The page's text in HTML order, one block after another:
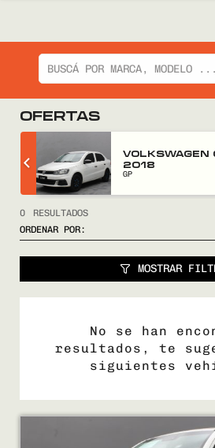
OFERTAS
VOLKSWAGEN
2018
GP
0
RESULTADOS
ORDENAR POR:
MOSTRAR
No se han
resultados, te
siguientes